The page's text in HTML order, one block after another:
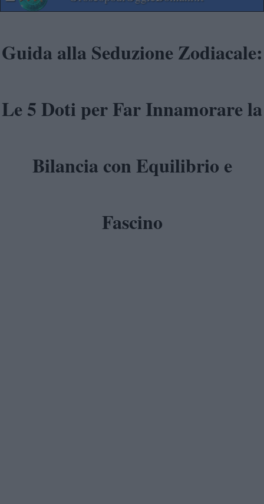
Guida alla Seduzione Zodiacale:
Le 5 Doti per Far Innamorare la
Bilancia con Equilibrio e
Fascino